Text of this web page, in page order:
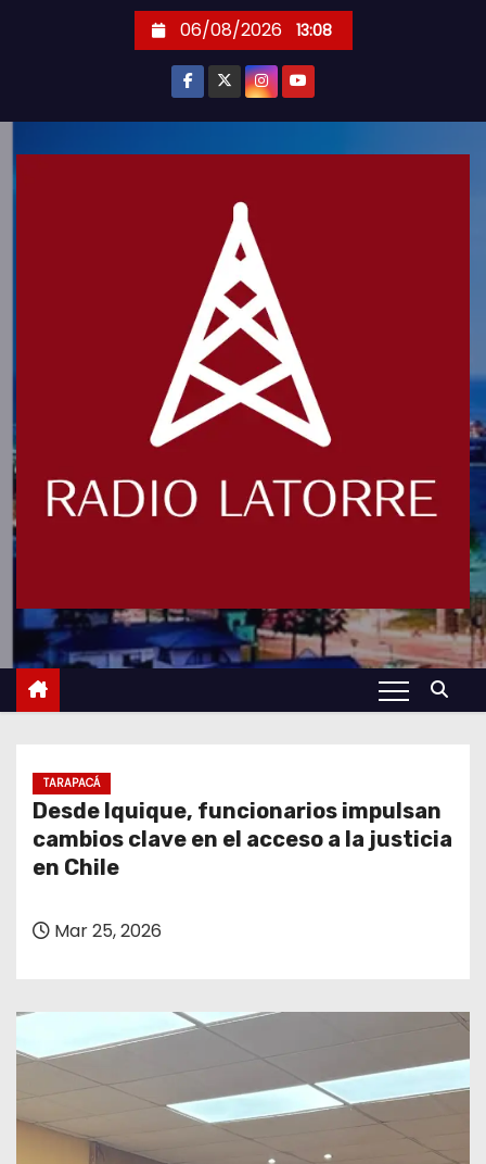
06/08/2026 13:08
TARAPACÁ
Desde Iquique, funcionarios impulsan
cambios clave en el acceso a la justicia
en Chile
Mar 25, 2026